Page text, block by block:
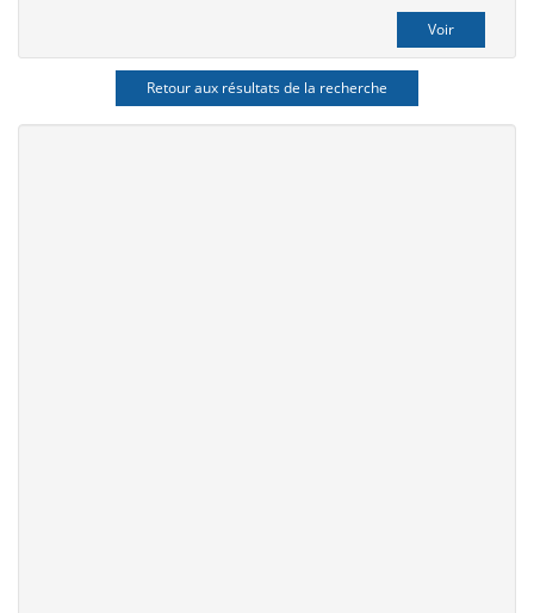
Retour aux résultats de la recherche